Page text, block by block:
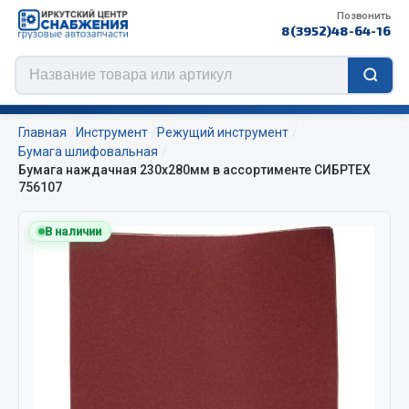
Позвонить
8(3952)48-64-16
ЦЕПИ РОССИЯ
Главная Инструмент
Режущий инструмент
Бумага шлифовальная
Бумага наждачная 230х280мм в ассортименте СИБРТЕХ
756107
В наличии